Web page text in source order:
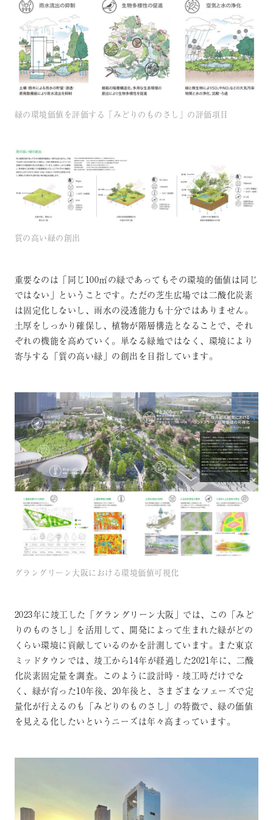
緑の環境価値を評価する「みどりのものさし」の評価項目
質の高い緑の創出
重要なのは「同じ100㎡の緑であってもその環境的価値は同じ
ではない」ということです。ただの芝生広場では二酸化炭素
は固定化しないし、雨水の浸透能力も十分ではありません。
土厚をしっかり確保し、植物が階層構造となることで、それ
ぞれの機能を高めていく。単なる緑地ではなく、環境により
寄与する「質の高い緑」の創出を目指しています。
グラングリーン大阪における環境価値可視化
2023年に竣工した「グラングリーン大阪」では、この「みど
りのものさし」を活用して、開発によって生まれた緑がどの
くらい環境に貢献しているのかを計測しています。また東京
ミッドタウンでは、竣工から14年が経過した2021年に、二酸
化炭素固定量を調査。このように設計時・竣工時だけでな
く、緑が育った10年後、20年後と、さまざまなフェーズで定
量化が行えるのも「みどりのものさし」の特徴で、緑の価値
を見える化したいというニーズは年々高まっています。